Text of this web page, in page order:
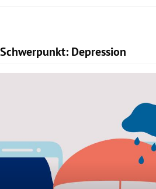
Schwerpunkt: Depression
Slide 1 von 5